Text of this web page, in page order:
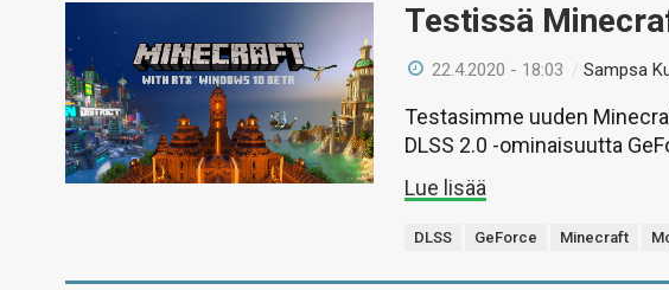
Testissä
22.4.2020 - 18:03 /Sampsa
Testasimme uuden
DLSS 2.0 -ominaisuutta
Lue lisää
DLSS GeForce Minecraft